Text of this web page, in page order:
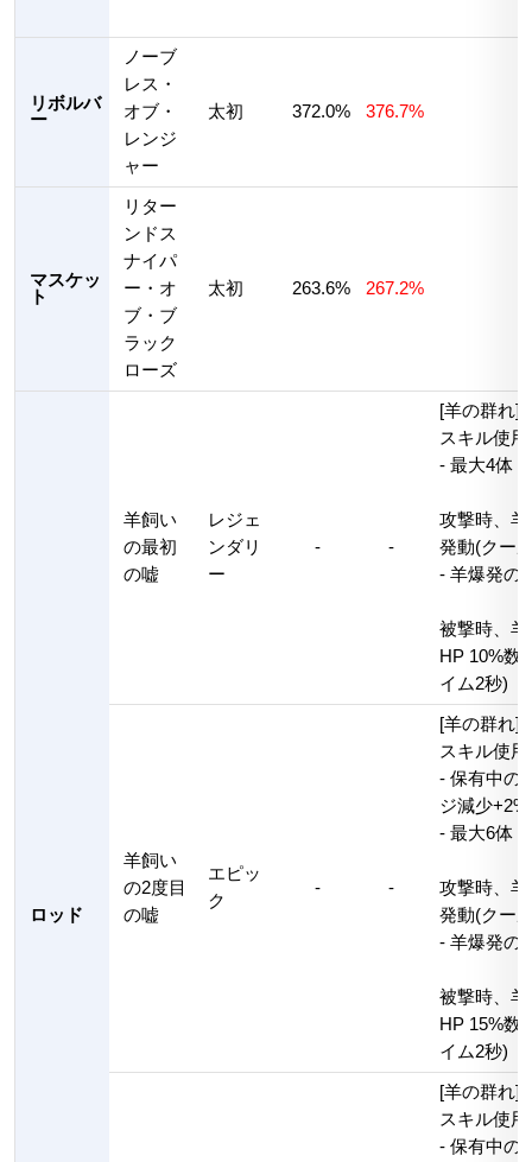
リボルバ
ー
ノーブ
レス・
オブ・
レンジ
ャー
太初 372.0% 376.7%
マスケッ
ト
リター
ンドス
ナイパ
ー・オ
ブ・ブ
ラック
ローズ
太初 263.6% 267.2%
ロッド
羊飼い
の最初
の嘘
レジェ
ンダリ
ー
- -
[羊の群れ]
スキル使
- 最大4体
攻撃時、
発動(クー
- 羊爆発の
被撃時、
HP 10%数
イム2秒)
羊飼い
の2度目
の嘘
エピッ
ク
- -
[羊の群れ]
スキル使
- 保有中の
ジ減少+2%
- 最大6体
攻撃時、
発動(クー
- 羊爆発の
被撃時、
HP 15%数
イム2秒)
[羊の群れ]
スキル使
- 保有中の